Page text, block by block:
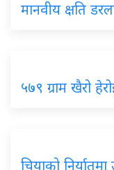
मानवीय क्षति
५७९ ग्राम खैरो
चियाको